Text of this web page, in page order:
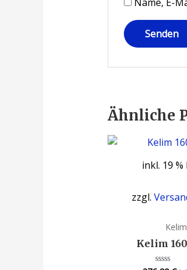
Ähnliche
inkl. 19 %
zzgl.
Kelim